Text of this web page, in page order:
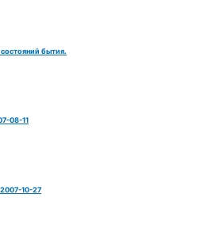
бытия.
08-11
10-27